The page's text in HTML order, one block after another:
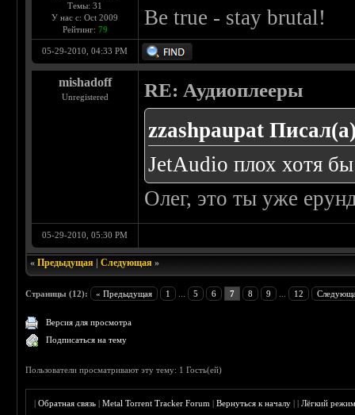
Темы: 31
У нас с: Oct 2009
Рейтинг: 79
Be true - stay brutal!
05-29-2010, 04:33 PM
mishadoff
Unregistered RE: Аудиоплееры
zzashpaupat
JetAudio плох хотя
Олег, это ты уже
05-29-2010, 05:30 PM
«Предыдущая |Следующая »
Страницы (12): « Предыдущая 1 5 6 7 8 9 12
Версия для просмотра
Подписаться на тему
Пользователи просматривают эту тему: 1 Гость(ей)
|Обратная связь |Metal Torrent Tracker Forum |Вернуться к началу ||Лёгкий